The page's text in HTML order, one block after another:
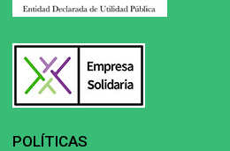
POLÍTICAS